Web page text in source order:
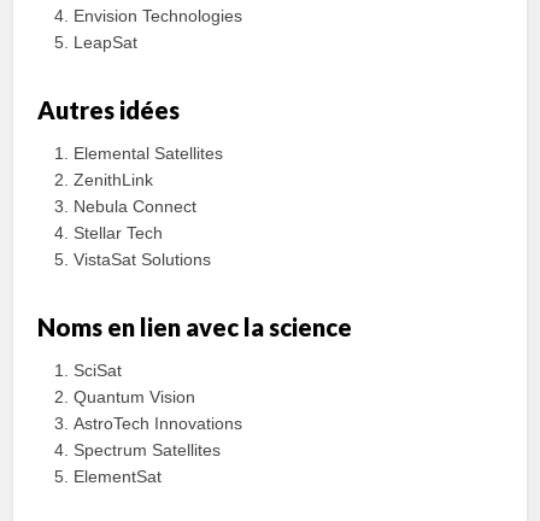
Envision Technologies
LeapSat
Autres idées
Elemental Satellites
ZenithLink
Nebula Connect
Stellar Tech
VistaSat Solutions
Noms en lien avec la science
SciSat
Quantum Vision
AstroTech Innovations
Spectrum Satellites
ElementSat